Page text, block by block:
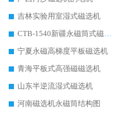
吉林实验用室湿式磁选机
CTB-1540新疆永磁筒式磁选机
宁夏永磁高梯度平板磁选机
青海平板式高强磁磁选机
山东半逆流湿式磁选机
河南磁选机永磁筒结构图